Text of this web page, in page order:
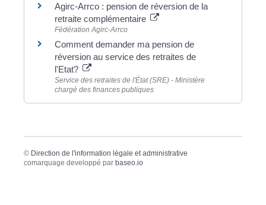
Agirc-Arrco : pension de réversion de la
retraite complémentaire
Fédération Agirc-Arrco
Comment demander ma pension de
réversion au service des retraites de
l'Etat?
Service des retraites de l'État (SRE) - Ministère
chargé des finances publiques
© Direction de l'information légale et administrative
comarquage developpé par baseo.io